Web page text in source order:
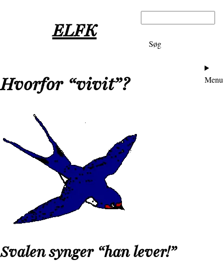
ELFK
Søg
Hvorfor “vivit”?
Svalen synger “han lever!”
Menu